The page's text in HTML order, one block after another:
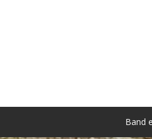
Band